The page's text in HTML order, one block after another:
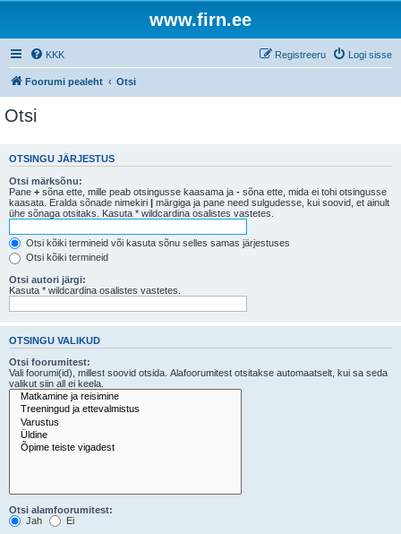
www.firn.ee
KKK Logi sisse
Registreeru
Foorumi pealeht Otsi
Otsi
OTSINGU JÄRJESTUS
Otsi märksõnu:
Pane + sõna ette, mille peab otsingusse kaasama ja - sõna ette, mida ei tohi otsingusse
kaasata. Eralda sõnade nimekiri | märgiga ja pane need sulgudesse, kui soovid, et ainult
ühe sõnaga otsitaks. Kasuta * wildcardina osalistes vastetes.
Otsi kõiki termineid või kasuta sõnu selles samas järjestuses
Otsi kõiki termineid
Otsi autori järgi:
Kasuta * wildcardina osalistes vastetes.
OTSINGU VALIKUD
Otsi foorumitest:
Vali foorumi(id), millest soovid otsida. Alafoorumitest otsitakse automaatselt, kui sa seda
valikut siin all ei keela.
Otsi alamfoorumitest:
Jah
Ei